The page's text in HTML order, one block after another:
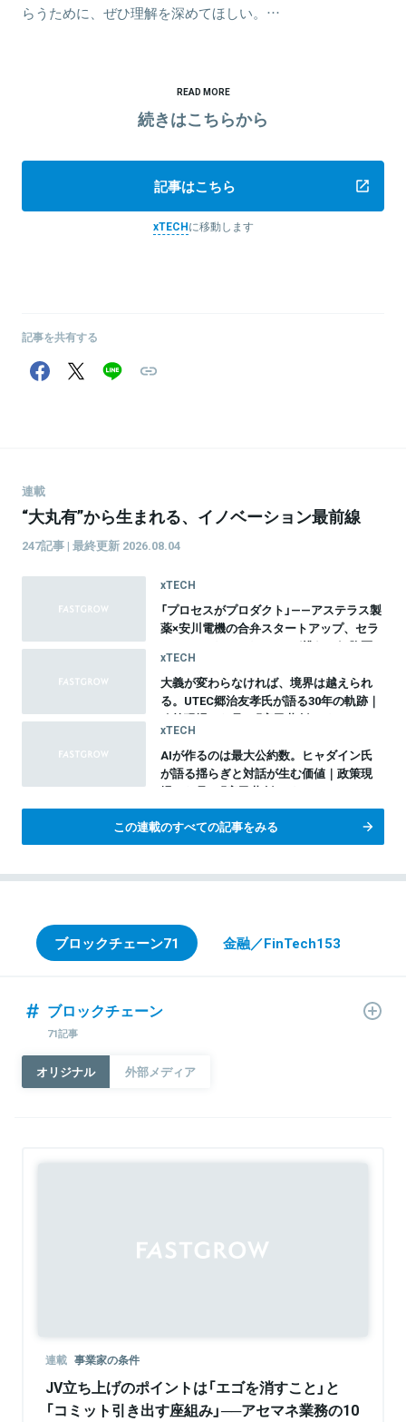
らうために、ぜひ理解を深めてほしい。…
READ MORE
続きはこちらから
記事はこちら
xTECHに移動します
記事を共有する
連載
“大丸有”から生まれる、イノベーション最前線
247記事 | 最終更新 2026.08.04
xTECH
「プロセスがプロダクト」——アステラス製
薬×安川電機の合弁スタートアップ、セラ
ファ・バイオサイエンスが挑む、細胞医
療20年間のものづくり革命
xTECH
大義が変わらなければ、境界は越えられ
る。UTEC郷治友孝氏が語る30年の軌跡｜
政策現場から見る『官民共創のイノベーシ
ョン』vol.10
xTECH
AIが作るのは最大公約数。ヒャダイン氏
が語る揺らぎと対話が生む価値｜政策現
場から見る『官民共創のイノベーション』
総集編
この連載のすべての記事をみる
ブロックチェーン71 金融／FinTech153
ブロックチェーン
71記事
オリジナル 外部メディア
連載 事業家の条件
JV立ち上げのポイントは「エゴを消すこと」と
「コミット引き出す座組み」──アセマネ業務の10